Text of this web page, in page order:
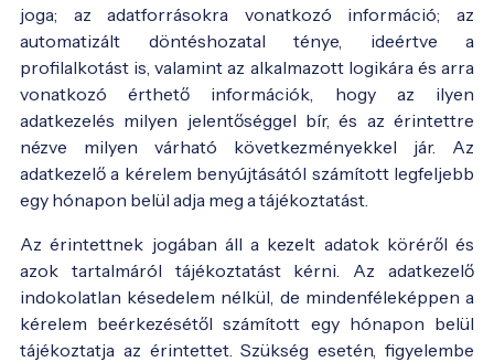
joga; az adatforrásokra vonatkozó információ; az
automatizált döntéshozatal ténye, ideértve a
profilalkotást is, valamint az alkalmazott logikára és arra
vonatkozó érthető információk, hogy az ilyen
adatkezelés milyen jelentőséggel bír, és az érintettre
nézve milyen várható következményekkel jár. Az
adatkezelő a kérelem benyújtásától számított legfeljebb
egy hónapon belül adja meg a tájékoztatást.
Az érintettnek jogában áll a kezelt adatok köréről és
azok tartalmáról tájékoztatást kérni. Az adatkezelő
indokolatlan késedelem nélkül, de mindenféleképpen a
kérelem beérkezésétől számított egy hónapon belül
tájékoztatja az érintettet. Szükség esetén, figyelembe